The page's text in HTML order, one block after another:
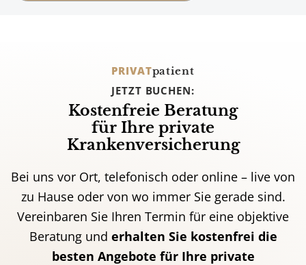
PRIVATpatient
JETZT BUCHEN:
Kostenfreie Beratung
für Ihre private
Krankenversicherung
Bei uns vor Ort, telefonisch oder online – live von
zu Hause oder von wo immer Sie gerade sind.
Vereinbaren Sie Ihren Termin für eine objektive
Beratung und erhalten Sie kostenfrei die
besten Angebote für Ihre private